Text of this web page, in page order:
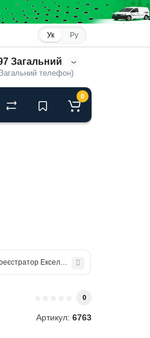
Ук Ру
Загальний
телефон)
0
Екселліо FPU - 550 ES
0
Артикул: 6763